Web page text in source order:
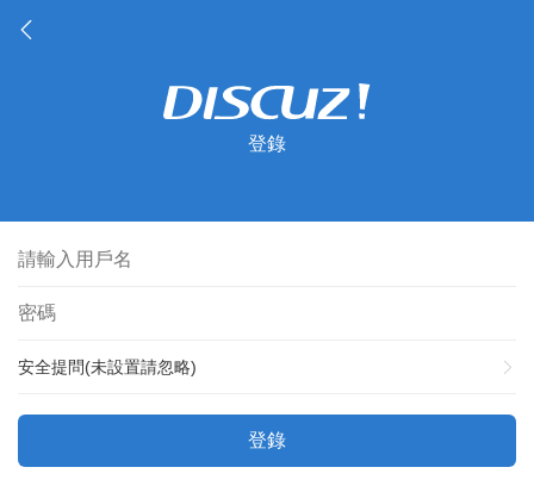
登錄
安全提問(未設置請忽略)
登錄